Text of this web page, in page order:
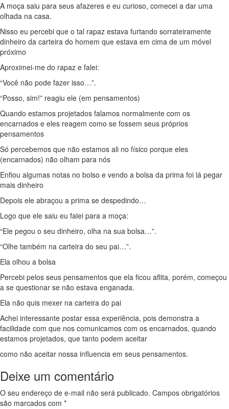
A moça saiu para seus afazeres e eu curioso, comecei a dar uma
olhada na casa.
Nisso eu percebi que o tal rapaz estava furtando sorrateiramente
dinheiro da carteira do homem que estava em cima de um móvel
próximo
Aproximei-me do rapaz e falei:
“Você não pode fazer isso…”.
“Posso, sim!” reagiu ele (em pensamentos)
Quando estamos projetados falamos normalmente com os
encarnados e eles reagem como se fossem seus próprios
pensamentos
Só percebemos que não estamos ali no físico porque eles
(encarnados) não olham para nós
Enfiou algumas notas no bolso e vendo a bolsa da prima foi lá pegar
mais dinheiro
Depois ele abraçou a prima se despedindo…
Logo que ele saiu eu falei para a moça:
“Ele pegou o seu dinheiro, olha na sua bolsa…”.
“Olhe também na carteira do seu pai…”.
Ela olhou a bolsa
Percebi pelos seus pensamentos que ela ficou aflita, porém, começou
a se questionar se não estava enganada.
Ela não quis mexer na carteira do pai
Achei interessante postar essa experiência, pois demonstra a
facilidade com que nos comunicamos com os encarnados, quando
estamos projetados, que tanto podem aceitar
como não aceitar nossa influencia em seus pensamentos.
Deixe um comentário
O seu endereço de e-mail não será publicado. Campos obrigatórios
são marcados com *